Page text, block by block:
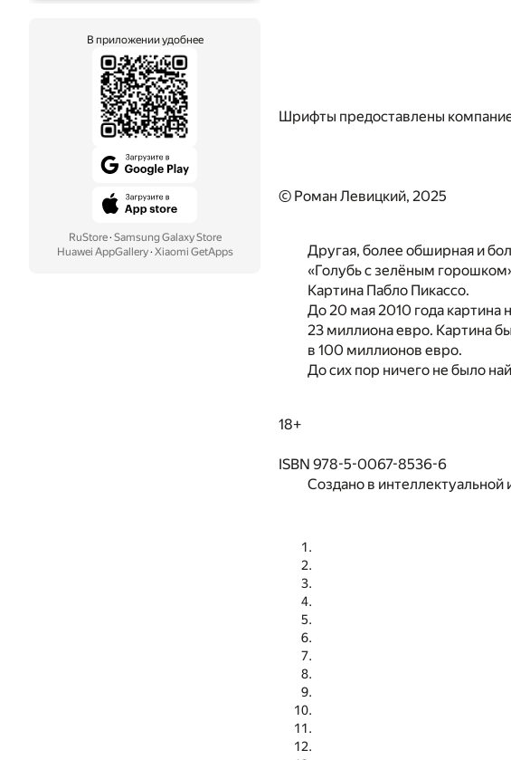
В приложении удобнее
RuStore· Samsung Galaxy Store
Huawei AppGallery· Xiaomi GetApps
Шрифты предоставлены
© Роман Левицкий, 2025
Другая, более обширная и
«Голубь с зелёным
Картина Пабло Пикассо.
До 20 мая 2010 года картина
23 миллиона евро. Картина
в 100 миллионов евро.
До сих пор ничего не было
18+
ISBN 978-5-0067-8536-6
Создано в интеллектуальной